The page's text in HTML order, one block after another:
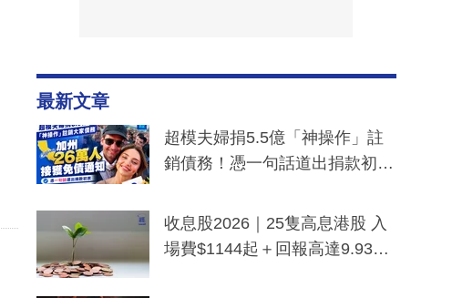
最新文章
超模夫婦捐5.5億「神操作」註
銷債務！憑一句話道出捐款初
一度被誤當詐騙手段
收息股2026｜25隻高息港股 入
場費$1144起＋回報高達9.93